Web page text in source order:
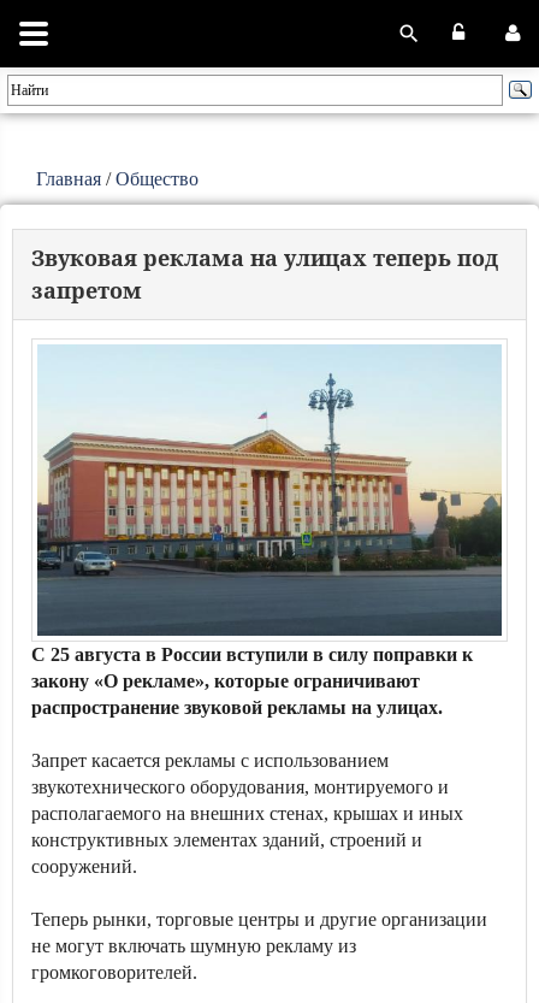
Главная /Общество
Звуковая реклама на улицах теперь под
запретом
С 25 августа в России вступили в силу поправки к
закону «О рекламе», которые ограничивают
распространение звуковой рекламы на улицах.
Запрет касается рекламы с использованием
звукотехнического оборудования, монтируемого и
располагаемого на внешних стенах, крышах и иных
конструктивных элементах зданий, строений и
сооружений.
Теперь рынки, торговые центры и другие организации
не могут включать шумную рекламу из
громкоговорителей.